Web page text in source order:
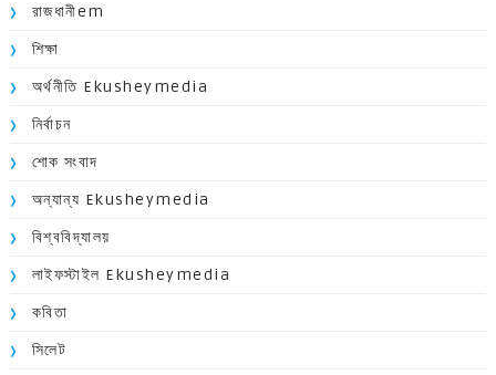
রাজধানীem
শিক্ষা
অর্থনীতি Ekusheymedia
নির্বাচন
শোক সংবাদ
অন্যান্য Ekusheymedia
বিশ্ববিদ্যালয়
লাইফস্টাইল Ekusheymedia
কবিতা
সিলেট